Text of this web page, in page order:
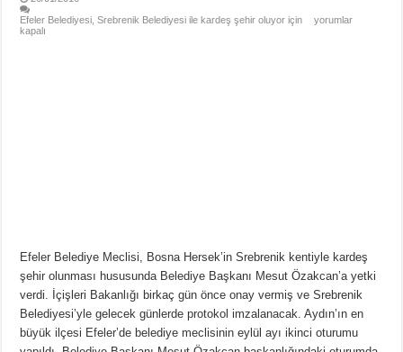
Efeler Belediyesi, Srebrenik Belediyesi ile kardeş şehir oluyor için
yorumlar
kapalı
Efeler Belediye Meclisi, Bosna Hersek’in Srebrenik kentiyle kardeş
şehir olunması hususunda Belediye Başkanı Mesut Özakcan’a yetki
verdi. İçişleri Bakanlığı birkaç gün önce onay vermiş ve Srebrenik
Belediyesi’yle gelecek günlerde protokol imzalanacak. Aydın’ın en
büyük ilçesi Efeler’de belediye meclisinin eylül ayı ikinci oturumu